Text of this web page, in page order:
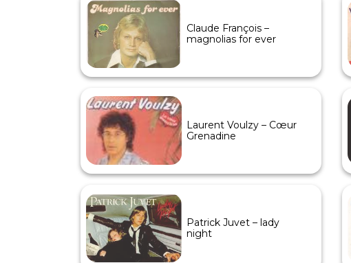
Claude François –
magnolias for ever
Laurent Voulzy – Cœur
Grenadine
Patrick Juvet – lady
night